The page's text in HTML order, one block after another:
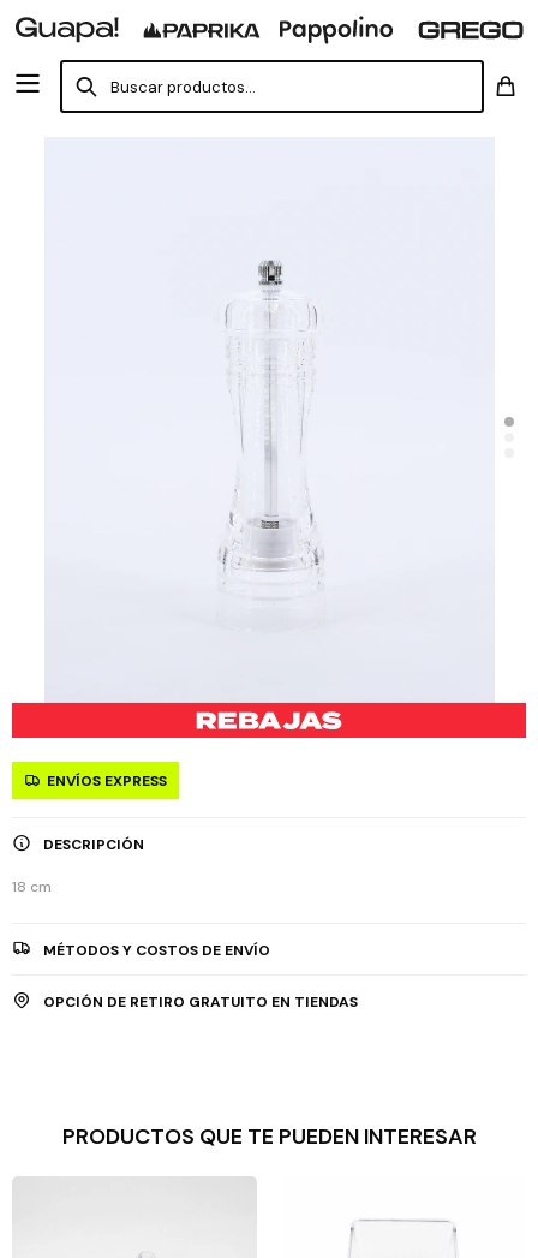
ENVÍOS EXPRESS
DESCRIPCIÓN
18 cm
MÉTODOS Y COSTOS DE ENVÍO
OPCIÓN DE RETIRO GRATUITO EN TIENDAS
PRODUCTOS QUE TE PUEDEN INTERESAR